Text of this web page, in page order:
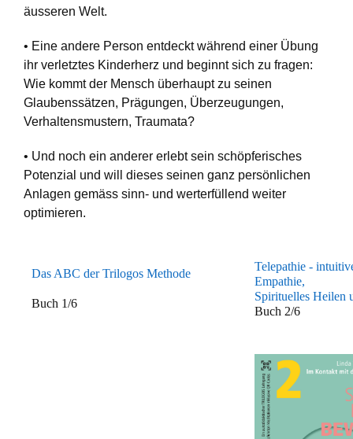
äusseren Welt.
• Eine andere Person entdeckt während einer Übung
ihr verletztes Kinderherz und beginnt sich zu fragen:
Wie kommt der Mensch überhaupt zu seinen
Glaubenssätzen, Prägungen, Überzeugungen,
Verhaltensmustern, Traumata?
• Und noch ein anderer erlebt sein schöpferisches
Potenzial und will dieses seinen ganz persönlichen
Anlagen gemäss sinn- und werterfüllend weiter
optimieren.
Das ABC der Trilogos Methode
Buch 1/6
Telepathie -
Empathie,
Spirituelles Heilen
Buch 2/6